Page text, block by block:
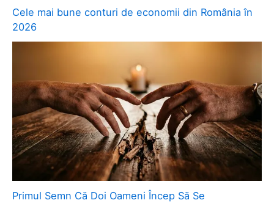
Cele mai bune conturi de economii din România în
2026
Primul Semn Că Doi Oameni Încep Să Se